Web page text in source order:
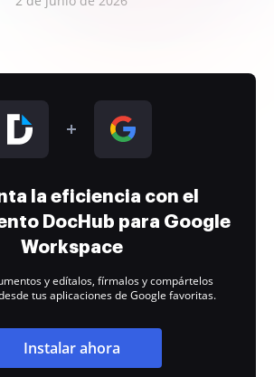
la eficiencia con el
DocHub para Google
Workspace
y edítalos, fírmalos y compártelos
tus aplicaciones de Google favoritas.
Instalar ahora